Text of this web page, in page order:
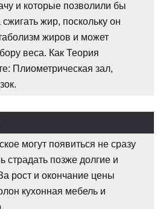
и которые позволили бы
жир, поскольку он
жиров и может
веса. Как Теория
Плиометрическая зал,
могут появиться не сразу
страдать позже долгие и
рост и окончание цены
кухонная мебель и